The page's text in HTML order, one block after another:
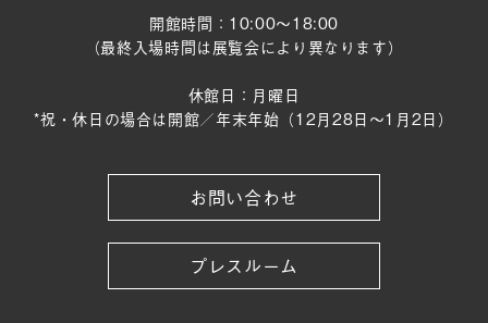
開館時間：10:00～18:00
（最終入場時間は展覧会により異なります）
休館日：月曜日
*祝・休日の場合は開館／年末年始（12月28日〜1月2日）
お問い合わせ
プレスルーム